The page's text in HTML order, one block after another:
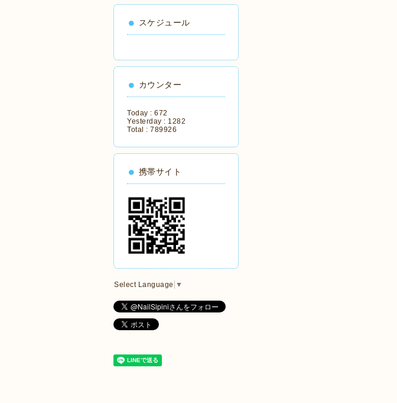
スケジュール
カウンター
Today : 672
Yesterday : 1282
Total : 789926
携帯サイト
Select Language ▼